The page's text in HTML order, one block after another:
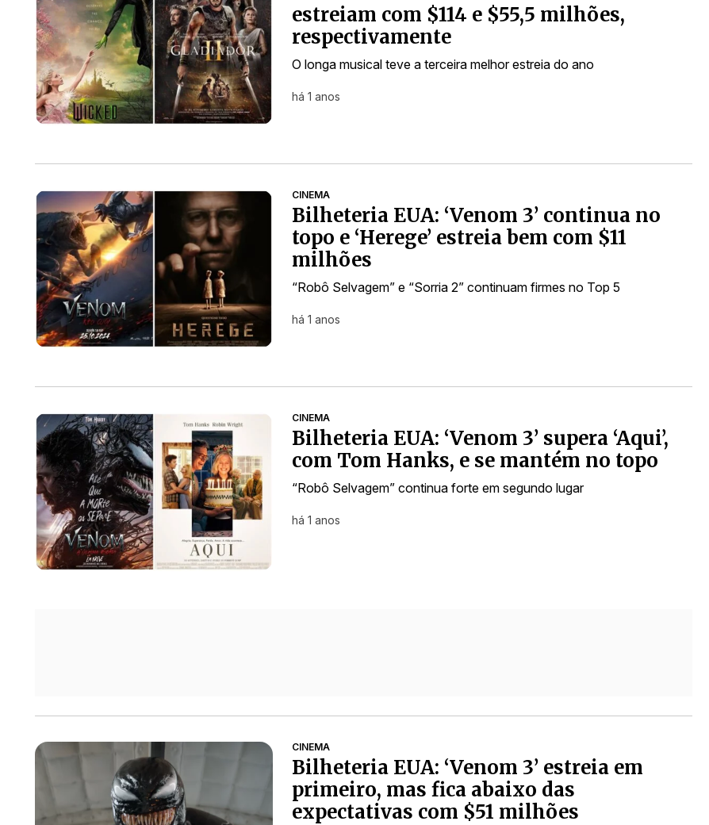
estreiam com $114 e $55,5 milhões,
respectivamente
O longa musical teve a terceira melhor estreia do ano
há 1 anos
CINEMA
Bilheteria EUA: ‘Venom 3’ continua no
topo e ‘Herege’ estreia bem com $11
milhões
“Robô Selvagem” e “Sorria 2” continuam firmes no Top 5
há 1 anos
CINEMA
Bilheteria EUA: ‘Venom 3’ supera ‘Aqui’,
com Tom Hanks, e se mantém no topo
“Robô Selvagem” continua forte em segundo lugar
há 1 anos
CINEMA
Bilheteria EUA: ‘Venom 3’ estreia em
primeiro, mas fica abaixo das
expectativas com $51 milhões